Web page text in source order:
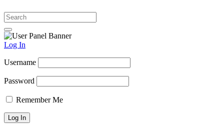
Log In
Username
Password
Remember Me